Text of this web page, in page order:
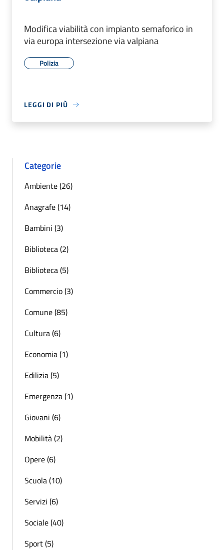
Modifica viabilità con impianto semaforico in
via europa intersezione via valpiana
Polizia
LEGGI DI PIÙ
Categorie
Ambiente (26)
Anagrafe (14)
Bambini (3)
Biblioteca (2)
Biblioteca (5)
Commercio (3)
Comune (85)
Cultura (6)
Economia (1)
Edilizia (5)
Emergenza (1)
Giovani (6)
Mobilità (2)
Opere (6)
Scuola (10)
Servizi (6)
Sociale (40)
Sport (5)